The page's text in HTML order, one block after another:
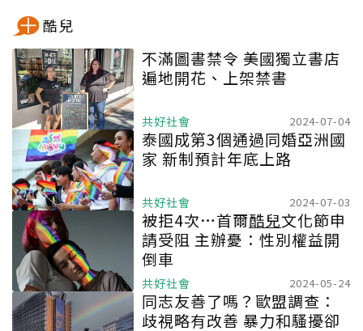
酷兒
不滿圖書禁令 美國獨立書店
遍地開花、上架禁書
共好社會 2024-07-04
泰國成第3個通過同婚亞洲國
家 新制預計年底上路
共好社會 2024-07-03
被拒4次…首爾酷兒文化節申
請受阻 主辦憂：性別權益開
倒車
共好社會 2024-05-24
同志友善了嗎？歐盟調查：
歧視略有改善 暴力和騷擾卻